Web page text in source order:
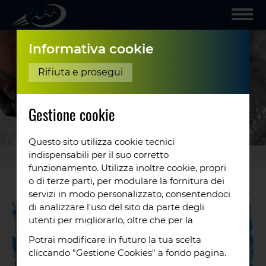
Gallery/RCSM vs...
Informativa cookie
Rifiuta e prosegui
Gestione cookie
Questo sito utilizza cookie tecnici
indispensabili per il suo corretto
funzionamento. Utilizza inoltre cookie, propri
o di terze parti, per modulare la fornitura dei
servizi in modo personalizzato, consentendoci
di analizzare l'uso del sito da parte degli
utenti per migliorarlo, oltre che per la
proposte o messaggi pubblicitari. Puoi
accettare tutti i cookie da noi utilizzati, o
Potrai modificare in futuro la tua scelta
cliccando "Gestione Cookies" a fondo pagina.